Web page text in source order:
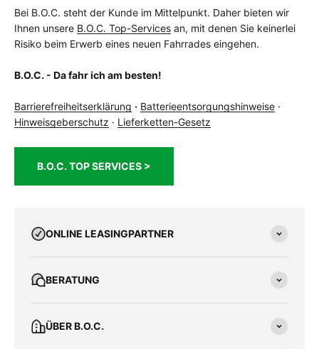
Bei B.O.C. steht der Kunde im Mittelpunkt. Daher bieten wir
Ihnen unsere B.O.C. Top-Services an, mit denen Sie keinerlei
Risiko beim Erwerb eines neuen Fahrrades eingehen.
B.O.C. - Da fahr ich am besten!
Barrierefreiheitserklärung · Batterieentsorgungshinweise ·
Hinweisgeberschutz · Lieferketten-Gesetz
B.O.C. TOP SERVICES >
ONLINE LEASINGPARTNER
BERATUNG
ÜBER B.O.C.